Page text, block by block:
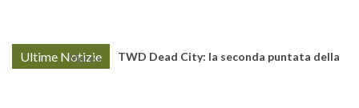
Ultime Notizie
More »
TWD Dead City: la seconda puntata della